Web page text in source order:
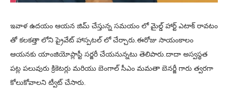
ఇవాళ ఉదయం ఆయన జిమ్ చేస్తున్న సమయం లో మైల్డ్ హార్ట్ ఎటాక్ రావటం
తో కలకత్తా లోని ప్రైవేట్ హాస్పటల్ లో చేర్చారు.ఈరోజు సాయంకాలం
ఆయనకు యాంజియోప్లాస్టీ సర్జరీ చేయనున్నటు తెలిపారు.దాదా అస్వస్థత
పట్ల పలువురు క్రికెటర్లు మరియు బెంగాల్ సీఎం మమతా బెనర్జీ గారు త్వరగా
కోలుకోవాలని ట్వీట్ చేసారు.